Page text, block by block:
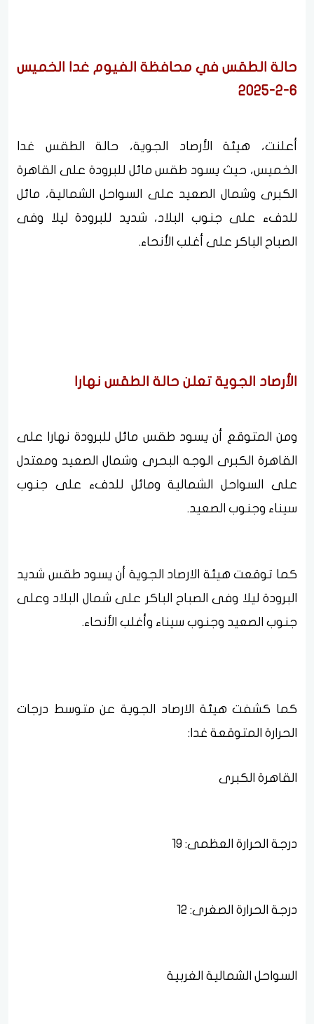
حالة الطقس في محافظة الفيوم غدا الخميس
6-2-2025
أعلنت، هيئة الأرصاد الجوية، حالة الطقس غدا
الخميس، حيث يسود طقس مائل للبرودة على القاهرة
الكبرى وشمال الصعيد على السواحل الشمالية، مائل
للدفء على جنوب البلاد، شديد للبرودة ليلا وفى
الصباح الباكر على أغلب الأنحاء.
الأرصاد الجوية تعلن حالة الطقس نهارا
ومن المتوقع أن يسود طقس مائل للبرودة نهارا على
القاهرة الكبرى الوجه البحرى وشمال الصعيد ومعتدل
على السواحل الشمالية ومائل للدفء على جنوب
سيناء وجنوب الصعيد.
كما توقعت هيئة الارصاد الجوية أن يسود طقس شديد
البرودة ليلا وفى الصباح الباكر على شمال البلاد وعلى
جنوب الصعيد وجنوب سيناء وأغلب الأنحاء.
كما كشفت هيئة الارصاد الجوية عن متوسط درجات
الحرارة المتوقعة غدا:
القاهرة الكبرى
درجة الحرارة العظمى: 19
درجة الحرارة الصغرى: 12
السواحل الشمالية الغربية